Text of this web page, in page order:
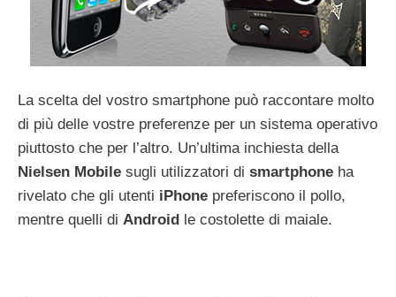
La scelta del vostro smartphone può raccontare molto
di più delle vostre preferenze per un sistema operativo
piuttosto che per l’altro. Un’ultima inchiesta della
Nielsen Mobile sugli utilizzatori di smartphone ha
rivelato che gli utenti iPhone preferiscono il pollo,
mentre quelli di Android le costolette di maiale.